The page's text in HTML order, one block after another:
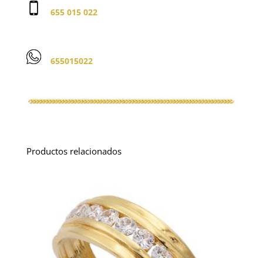
655 015 022
655015022
Productos relacionados